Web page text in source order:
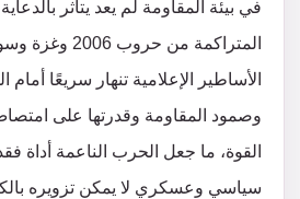
في بيئة المقاومة لم يعد يتأثر
المتراكمة من حروب
الأساطير الإعلامية تنهار سريعًا أمام
وصمود المقاومة وقدرتها على
القوة، ما جعل الحرب الناعمة أداة
سياسي وعسكري لا يمكن تزويره